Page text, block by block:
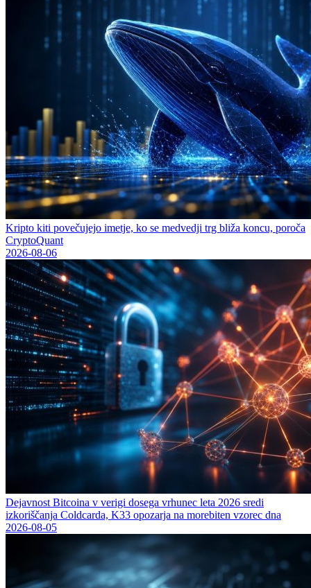
Kripto kiti povečujejo imetje, ko se medvedji trg bliža koncu, poroča
CryptoQuant
2026-08-06
Dejavnost Bitcoina v verigi dosega vrhunec leta 2026 sredi
izkoriščanja Coldcarda, K33 opozarja na morebiten vzorec dna
2026-08-05